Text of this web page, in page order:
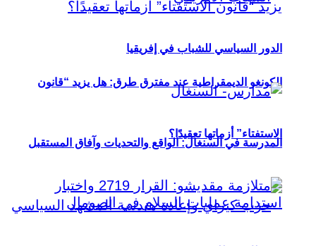
الكونغو الديمقراطية عند مفترق طرق: هل يزيد “قانون
الاستفتاء” أزماتها تعقيدًا؟
الدور السياسي للشباب في إفريقيا
المدرسة في السنغال: الواقع والتحديات وآفاق المستقبل